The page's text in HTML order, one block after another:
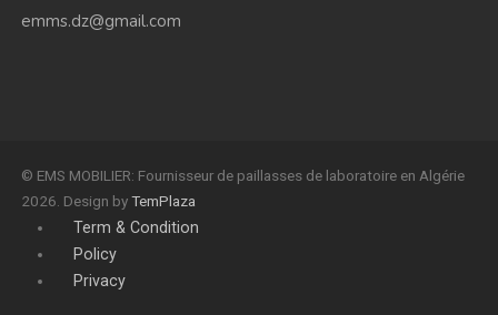
emms.dz@gmail.com
© EMS MOBILIER: Fournisseur de paillasses de laboratoire en Algérie
2026. Design byTemPlaza
Term & Condition
Policy
Privacy